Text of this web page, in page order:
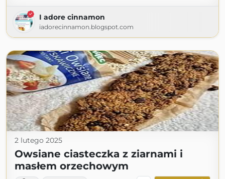
I adore cinnamon
iadorecinnamon.blogspot.com
2 lutego 2025
Owsiane ciasteczka z ziarnami i
masłem orzechowym